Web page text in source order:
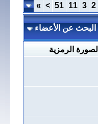
2
3
11
51
>
»
البحث عن الأعضاء
الصورة الرمزية